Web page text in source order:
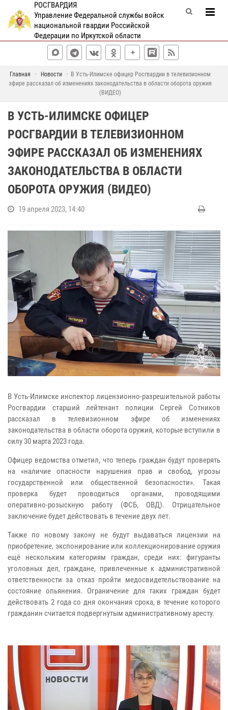
РОСГВАРДИЯ
Управление Федеральной службы войск
национальной гвардии Российской
Федерации по Иркутской области
Главная Новости
В Усть-Илимске офицер Росгвардии в телевизионном
эфире рассказал об изменениях законодательства в области оборота оружия
(ВИДЕО)
В УСТЬ-ИЛИМСКЕ ОФИЦЕР
РОСГВАРДИИ В ТЕЛЕВИЗИОННОМ
ЭФИРЕ РАССКАЗАЛ ОБ ИЗМЕНЕНИЯХ
ЗАКОНОДАТЕЛЬСТВА В ОБЛАСТИ
ОБОРОТА ОРУЖИЯ (ВИДЕО)
19 апреля 2023, 14:40
В Усть-Илимске инспектор лицензионно-разрешительной работы
Росгвардии старший лейтенант полиции Сергей Сотников
рассказал в телевизионном эфире об изменениях
законодательства в области оборота оружия, которые вступили в
силу 30 марта 2023 года.
Офицер ведомства отметил, что теперь граждан будут проверять
на «наличие опасности нарушения прав и свобод, угрозы
государственной или общественной безопасности». Такая
проверка будет проводиться органами, проводящими
оперативно-розыскную работу (ФСБ, ОВД). Отрицательное
заключение будет действовать в течение двух лет.
Также по новому закону не будут выдаваться лицензии на
приобретение, экспонирование или коллекционирование оружия
ещё нескольким категориям граждан, среди них: фигуранты
уголовных дел, граждане, привлеченные к административной
ответственности за отказ пройти медосвидетельствование на
состояние опьянения. Ограничение для таких граждан будет
действовать 2 года со дня окончания срока, в течение которого
гражданин считается подвергнутым административному аресту.